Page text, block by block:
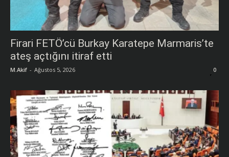
Firari FETÖ’cü Burkay Karatepe Marmaris’te
ateş açtığını itiraf etti
M.Akif - Ağustos 5, 2026 0